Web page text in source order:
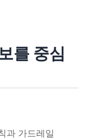
를 중심
과 가드레일